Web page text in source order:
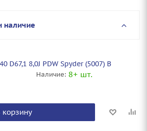
наличие
D67,1 8,0J PDW Spyder (5007) B
Наличие: 8+ шт.
корзину